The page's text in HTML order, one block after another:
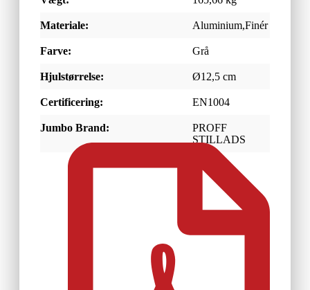
Materiale: Aluminium,Finér
Farve: Grå
Hjulstørrelse: Ø12,5 cm
Certificering: EN1004
Jumbo Brand:
PROFF
STILLADS